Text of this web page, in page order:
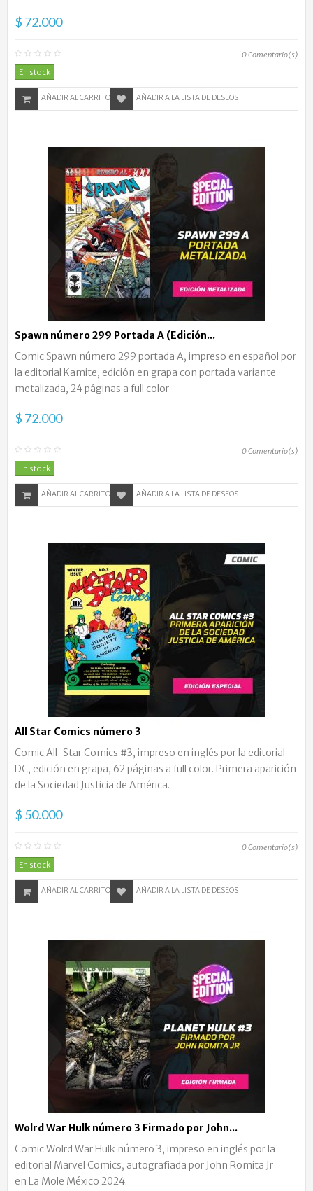
$ 72.000
0Comentario(s)
En stock
AÑADIR AL CARRITO AÑADIR A LA LISTA DE DESEOS
Spawn número 299 Portada A (Edición...
Comic Spawn número 299 portada A, impreso en español por
la editorial Kamite, edición en grapa con portada variante
metalizada, 24 páginas a full color
$ 72.000
0Comentario(s)
En stock
AÑADIR AL CARRITO AÑADIR A LA LISTA DE DESEOS
All Star Comics número 3
Comic All-Star Comics #3, impreso en inglés por la editorial
DC, edición en grapa, 62 páginas a full color. Primera aparición
de la Sociedad Justicia de América.
$ 50.000
0Comentario(s)
En stock
AÑADIR AL CARRITO AÑADIR A LA LISTA DE DESEOS
Wolrd War Hulk número 3 Firmado por John...
Comic Wolrd War Hulk número 3, impreso en inglés por la
editorial Marvel Comics, autografiada por John Romita Jr
en La Mole México 2024.